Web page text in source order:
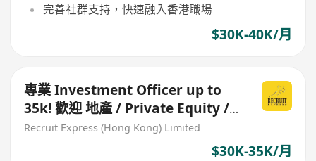
完善社群支持，快速融入香港職場
$30K-40K/月
專業 Investment Officer up to
35k! 歡迎 地產 / Private Equity /
Assets Management
Recruit Express (Hong Kong) Limited
$30K-35K/月